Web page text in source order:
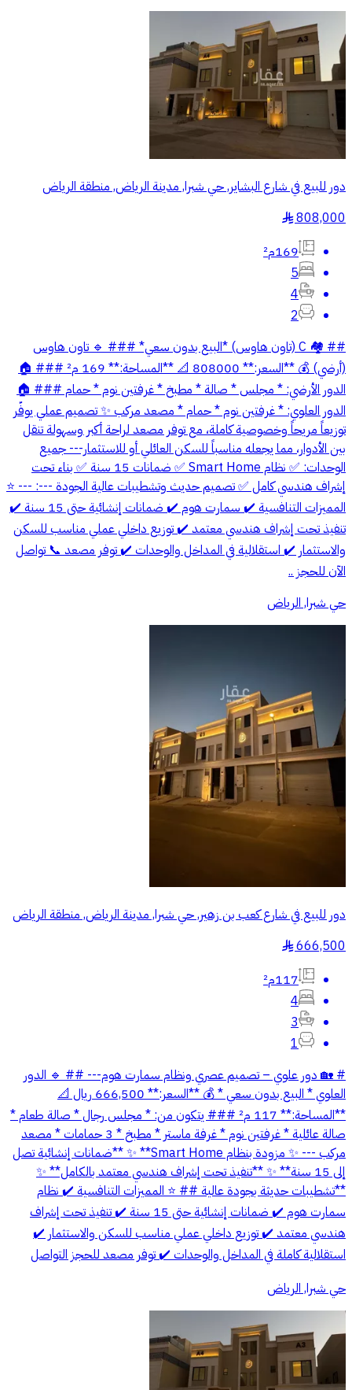
دور للبيع في شارع البشاير, حي شبرا, مدينة الرياض, منطقة الرياض
808,000
§
169م²
5
4
2
## 🏘️ C (تاون هاوس) *البيع بدون سعي* ### 🔹 تاون هاوس
(أرضي) 💰 **السعر:** 808000 📐 **المساحة:** 169 م² ### 🏠
الدور الأرضي: * مجلس * صالة * مطبخ * غرفتين نوم * حمام ### 🏠
الدور العلوي: * غرفتين نوم * حمام * مصعد مركب ✨ تصميم عملي يوفّر
توزيعاً مريحاً وخصوصية كاملة، مع توفر مصعد لراحة أكبر وسهولة تنقل
بين الأدوار، مما يجعله مناسباً للسكن العائلي أو للاستثمار--- جميع
الوحدات: ✅ نظام Smart Home ✅ ضمانات 15 سنة ✅ بناء تحت
إشراف هندسي كامل ✅ تصميم حديث وتشطيبات عالية الجودة ---: --- ⭐
المميزات التنافسية ✔️ سمارت هوم ✔️ ضمانات إنشائية حتى 15 سنة ✔️
تنفيذ تحت إشراف هندسي معتمد ✔️ توزيع داخلي عملي مناسب للسكن
والاستثمار ✔️ استقلالية في المداخل والوحدات ✔️ توفر مصعد 📞 تواصل
الآن للحجز ..
حي شبرا, الرياض
دور للبيع في شارع كعب بن زهير, حي شبرا, مدينة الرياض, منطقة الرياض
666,500
§
117م²
4
3
1
# 🏡 دور علوي – تصميم عصري ونظام سمارت هوم--- ## 🔹 الدور
العلوي * البيع بدون سعي * 💰 **السعر:** 666,500 ريال 📐
**المساحة:** 117 م² ### يتكون من: * مجلس رجال * صالة طعام *
صالة عائلية * غرفتين نوم * غرفة ماستر * مطبخ * 3 حمامات * مصعد
مركب --- ✨ مزودة بنظام Smart Home** ✨ **ضمانات إنشائية تصل
إلى 15 سنة** ✨ **تنفيذ تحت إشراف هندسي معتمد بالكامل** ✨
**تشطيبات حديثة بجودة عالية ## ⭐ المميزات التنافسية ✔️ نظام
سمارت هوم ✔️ ضمانات إنشائية حتى 15 سنة ✔️ تنفيذ تحت إشراف
هندسي معتمد ✔️ توزيع داخلي عملي مناسب للسكن والاستثمار ✔️
استقلالية كاملة في المداخل والوحدات ✔️ توفر مصعد للحجز التواصل
حي شبرا, الرياض